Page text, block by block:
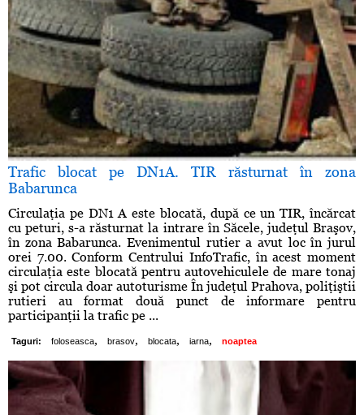
Trafic blocat pe DN1A. TIR răsturnat în zona
Babarunca
Circulaţia pe DN1 A este blocată, după ce un TIR, încărcat
cu peturi, s-a răsturnat la intrare în Săcele, judeţul Braşov,
în zona Babarunca. Evenimentul rutier a avut loc în jurul
orei 7.00. Conform Centrului InfoTrafic, în acest moment
circulaţia este blocată pentru autovehiculele de mare tonaj
şi pot circula doar autoturisme În judeţul Prahova, poliţiştii
rutieri au format două punct de informare pentru
participanţii la trafic pe ...
Taguri: foloseasca, brasov, blocata, iarna, noaptea